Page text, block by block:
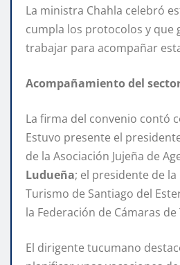
La ministra Chahla celebró
cumpla los protocolos y que
trabajar para acompañar
Acompañamiento del
La firma del convenio contó
Estuvo presente el
de la Asociación Jujeña de
Ludueña; el presidente de
Turismo de Santiago del
la Federación de Cámaras
El dirigente tucumano